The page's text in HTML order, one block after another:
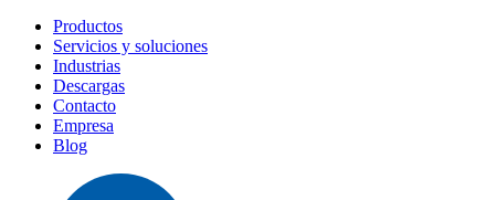
Productos
Servicios y soluciones
Industrias
Descargas
Contacto
Empresa
Blog